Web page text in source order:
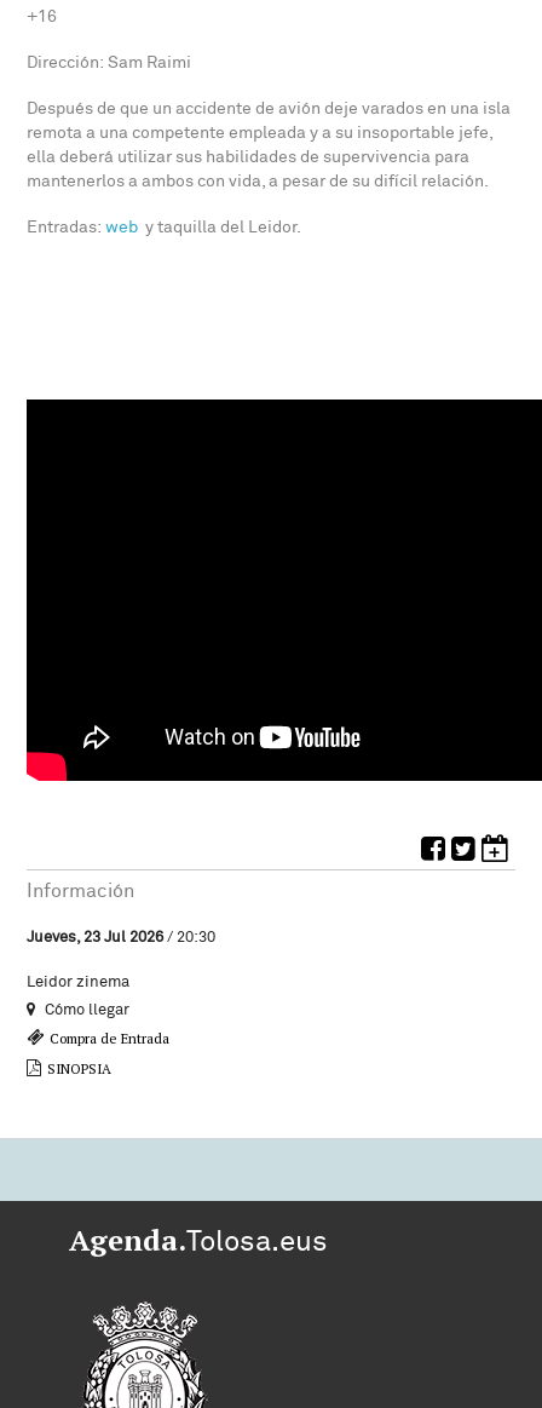
+16
Dirección: Sam Raimi
Después de que un accidente de avión deje varados en una isla
remota a una competente empleada y a su insoportable jefe,
ella deberá utilizar sus habilidades de supervivencia para
mantenerlos a ambos con vida, a pesar de su difícil relación.
Entradas:web y taquilla del Leidor.
Información
Jueves, 23 Jul 2026/ 20:30
Leidor zinema
Cómo llegar
Compra de Entrada
SINOPSIA
Agenda.Tolosa.eus